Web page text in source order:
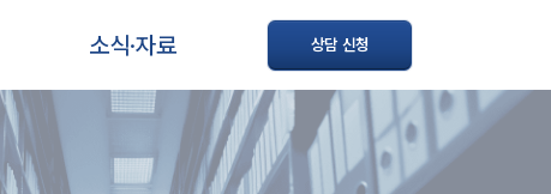
소식·자료 상담 신청